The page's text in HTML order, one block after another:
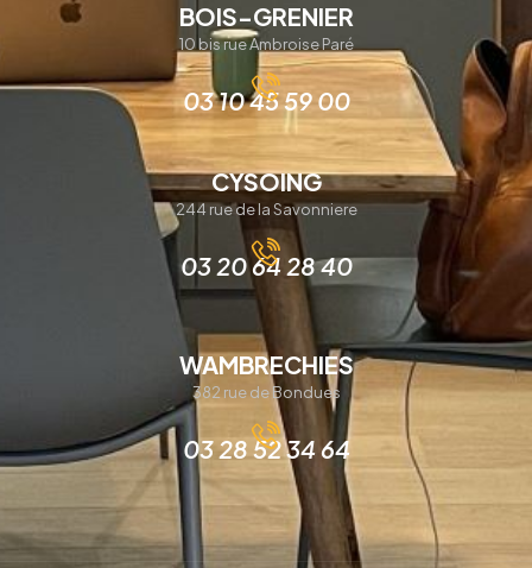
BOIS-GRENIER
10 bis rue Ambroise Paré
03 10 45 59 00
CYSOING
244 rue de la Savonniere
03 20 64 28 40
WAMBRECHIES
382 rue de Bondues
03 28 52 34 64